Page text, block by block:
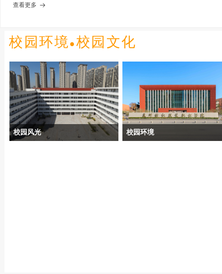
查看更多 뀠
校园环境● 校园文化
校园风光 校园环境